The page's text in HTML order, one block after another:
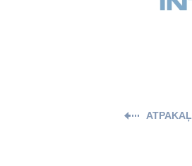
ATPAKAĻ